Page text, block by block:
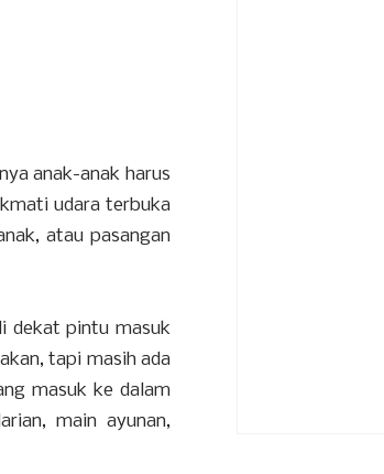
anak-anak harus
udara terbuka
atau pasangan
dekat pintu masuk
tapi masih ada
masuk ke dalam
main ayunan,